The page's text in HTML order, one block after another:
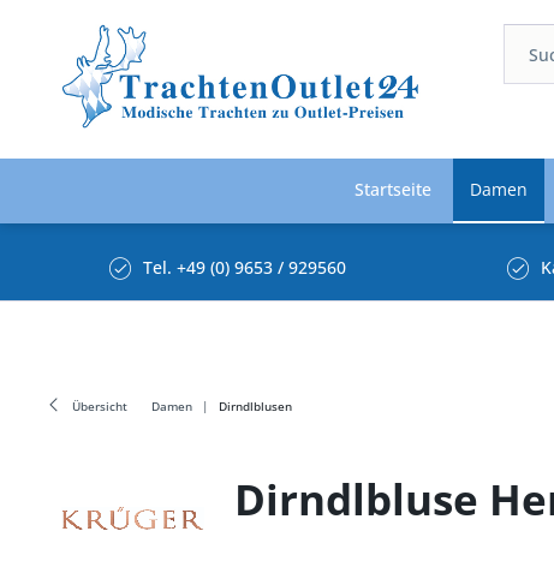
Startseite Damen
Tel. +49 (0) 9653 / 929560
Übersicht Damen Dirndlblusen
Dirndlbluse